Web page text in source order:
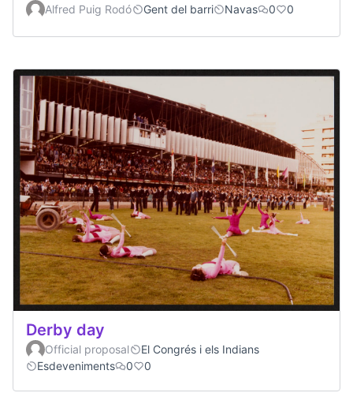
Alfred Puig Rodó Gent del barri Navas 0 0
Derby day
Official proposal
El Congrés i els Indians
Esdeveniments
0 0